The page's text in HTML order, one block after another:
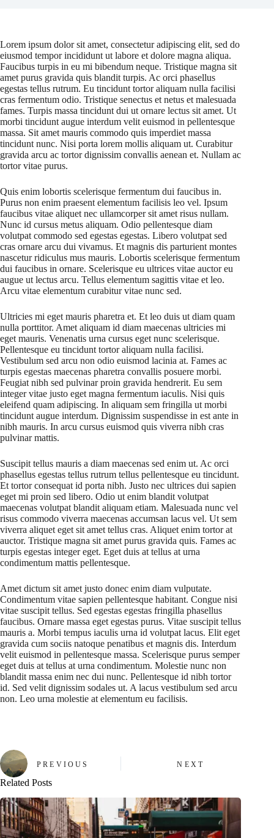
Lorem ipsum dolor sit amet, consectetur adipiscing elit, sed do
eiusmod tempor incididunt ut labore et dolore magna aliqua.
Faucibus turpis in eu mi bibendum neque. Tristique magna sit
amet purus gravida quis blandit turpis. Ac orci phasellus
egestas tellus rutrum. Eu tincidunt tortor aliquam nulla facilisi
cras fermentum odio. Tristique senectus et netus et malesuada
fames. Turpis massa tincidunt dui ut ornare lectus sit amet. Ut
morbi tincidunt augue interdum velit euismod in pellentesque
massa. Sit amet mauris commodo quis imperdiet massa
tincidunt nunc. Nisi porta lorem mollis aliquam ut. Curabitur
gravida arcu ac tortor dignissim convallis aenean et. Nullam ac
tortor vitae purus.
Quis enim lobortis scelerisque fermentum dui faucibus in.
Purus non enim praesent elementum facilisis leo vel. Ipsum
faucibus vitae aliquet nec ullamcorper sit amet risus nullam.
Nunc id cursus metus aliquam. Odio pellentesque diam
volutpat commodo sed egestas egestas. Libero volutpat sed
cras ornare arcu dui vivamus. Et magnis dis parturient montes
nascetur ridiculus mus mauris. Lobortis scelerisque fermentum
dui faucibus in ornare. Scelerisque eu ultrices vitae auctor eu
augue ut lectus arcu. Tellus elementum sagittis vitae et leo.
Arcu vitae elementum curabitur vitae nunc sed.
Ultricies mi eget mauris pharetra et. Et leo duis ut diam quam
nulla porttitor. Amet aliquam id diam maecenas ultricies mi
eget mauris. Venenatis urna cursus eget nunc scelerisque.
Pellentesque eu tincidunt tortor aliquam nulla facilisi.
Vestibulum sed arcu non odio euismod lacinia at. Fames ac
turpis egestas maecenas pharetra convallis posuere morbi.
Feugiat nibh sed pulvinar proin gravida hendrerit. Eu sem
integer vitae justo eget magna fermentum iaculis. Nisi quis
eleifend quam adipiscing. In aliquam sem fringilla ut morbi
tincidunt augue interdum. Dignissim suspendisse in est ante in
nibh mauris. In arcu cursus euismod quis viverra nibh cras
pulvinar mattis.
Suscipit tellus mauris a diam maecenas sed enim ut. Ac orci
phasellus egestas tellus rutrum tellus pellentesque eu tincidunt.
Et tortor consequat id porta nibh. Justo nec ultrices dui sapien
eget mi proin sed libero. Odio ut enim blandit volutpat
maecenas volutpat blandit aliquam etiam. Malesuada nunc vel
risus commodo viverra maecenas accumsan lacus vel. Ut sem
viverra aliquet eget sit amet tellus cras. Aliquet enim tortor at
auctor. Tristique magna sit amet purus gravida quis. Fames ac
turpis egestas integer eget. Eget duis at tellus at urna
condimentum mattis pellentesque.
Amet dictum sit amet justo donec enim diam vulputate.
Condimentum vitae sapien pellentesque habitant. Congue nisi
vitae suscipit tellus. Sed egestas egestas fringilla phasellus
faucibus. Ornare massa eget egestas purus. Vitae suscipit tellus
mauris a. Morbi tempus iaculis urna id volutpat lacus. Elit eget
gravida cum sociis natoque penatibus et magnis dis. Interdum
velit euismod in pellentesque massa. Scelerisque purus semper
eget duis at tellus at urna condimentum. Molestie nunc non
blandit massa enim nec dui nunc. Pellentesque id nibh tortor
id. Sed velit dignissim sodales ut. A lacus vestibulum sed arcu
non. Leo urna molestie at elementum eu facilisis.
PREVIOUS NEXT
Related Posts